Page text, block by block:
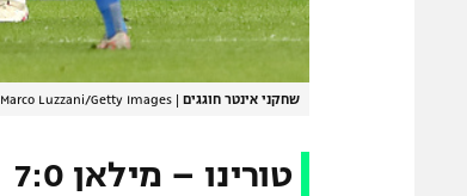
שחקני אינטר חוגגים |
Marco Luzzani/Getty Images
טורינו – מילאן 7:0